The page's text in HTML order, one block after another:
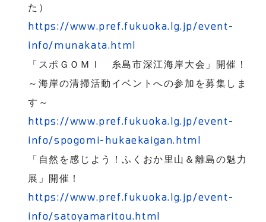
た）
https://www.pref.fukuoka.lg.jp/event-
info/munakata.html
「スポＧＯＭＩ 糸島市深江海岸大会」開催！
～海岸の清掃活動イベントへの参加を募集しま
す～
https://www.pref.fukuoka.lg.jp/event-
info/spogomi-hukaekaigan.html
「自然を感じよう！ふくおか里山＆離島の魅力
展」開催！
https://www.pref.fukuoka.lg.jp/event-
info/satoyamaritou.html